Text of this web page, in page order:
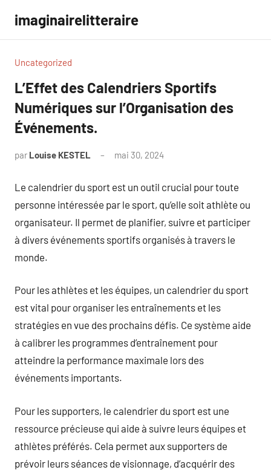
contenu
imaginairelitteraire
Uncategorized
L’Effet des Calendriers Sportifs
Numériques sur l’Organisation des
Événements.
par Louise KESTEL mai 30, 2024
Le calendrier du sport est un outil crucial pour toute
personne intéressée par le sport, qu’elle soit athlète ou
organisateur. Il permet de planifier, suivre et participer
à divers événements sportifs organisés à travers le
monde.
Pour les athlètes et les équipes, un calendrier du sport
est vital pour organiser les entraînements et les
stratégies en vue des prochains défis. Ce système aide
à calibrer les programmes d’entraînement pour
atteindre la performance maximale lors des
événements importants.
Pour les supporters, le calendrier du sport est une
ressource précieuse qui aide à suivre leurs équipes et
athlètes préférés. Cela permet aux supporters de
prévoir leurs séances de visionnage, d’acquérir des